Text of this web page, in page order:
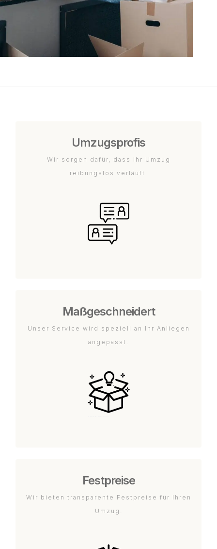
Umzugsprofis
Wir sorgen dafür, dass Ihr Umzug
reibungslos verläuft.
Maßgeschneidert
Unser Service wird speziell an Ihr Anliegen
angepasst.
Festpreise
Wir bieten transparente Festpreise für Ihren
Umzug.